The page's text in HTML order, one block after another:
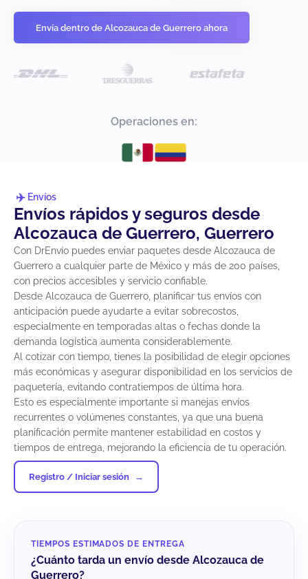
Envía dentro de Alcozauca de Guerrero ahora
Operaciones en:
Envíos
Envíos rápidos y seguros desde
Alcozauca de Guerrero, Guerrero
Con DrEnvío puedes enviar paquetes desde Alcozauca de
Guerrero a cualquier parte de México y más de 200 países,
con precios accesibles y servicio confiable.
Desde Alcozauca de Guerrero, planificar tus envíos con
anticipación puede ayudarte a evitar sobrecostos,
especialmente en temporadas altas o fechas donde la
demanda logística aumenta considerablemente.
Al cotizar con tiempo, tienes la posibilidad de elegir opciones
más económicas y asegurar disponibilidad en los servicios de
paquetería, evitando contratiempos de última hora.
Esto es especialmente importante si manejas envíos
recurrentes o volúmenes constantes, ya que una buena
planificación permite mantener estabilidad en costos y
tiempos de entrega, mejorando la eficiencia de tu operación.
Registro / Iniciar sesión
TIEMPOS ESTIMADOS DE ENTREGA
¿Cuánto tarda un envío desde Alcozauca de
Guerrero?